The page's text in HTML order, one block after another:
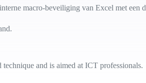
macro-beveiliging van Excel met een
and is aimed at ICT professionals.